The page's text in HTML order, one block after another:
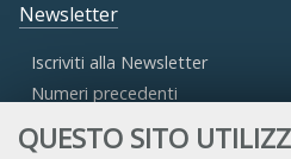
QUESTO SITO
Newsletter
Iscriviti alla Newsletter
Numeri precedenti